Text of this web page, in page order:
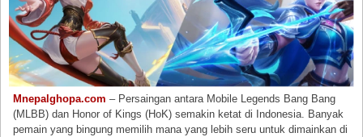
Mnepalghopa.com – Persaingan antara Mobile Legends Bang Bang
(MLBB) dan Honor of Kings (HoK) semakin ketat di Indonesia. Banyak
pemain yang bingung memilih mana yang lebih seru untuk dimainkan di